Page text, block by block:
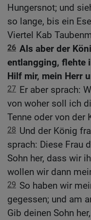
Hungersnot; und
so lange, bis ein
Viertel Kab
26 Als aber der
entlangging, flehte
Hilf mir, mein Herr
27 Er aber sprach:
von woher soll ich
Tenne oder von der
28 Und der König
sprach: Diese Frau
Sohn her, dass wir
wollen wir dann
29 So haben wir
gegessen; und am
Gib deinen Sohn